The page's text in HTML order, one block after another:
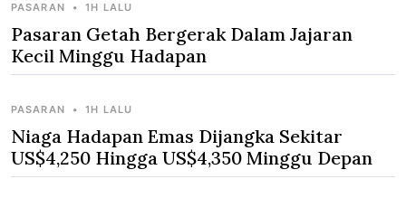
PASARAN • 1H LALU
Pasaran Getah Bergerak Dalam Jajaran
Kecil Minggu Hadapan
PASARAN • 1H LALU
Niaga Hadapan Emas Dijangka Sekitar
US$4,250 Hingga US$4,350 Minggu Depan